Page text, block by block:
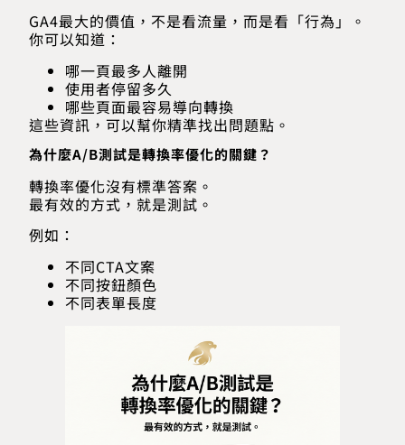
GA4最大的價值，不是看流量，而是看「行為」。
你可以知道：
哪一頁最多人離開
使用者停留多久
哪些頁面最容易導向轉換
這些資訊，可以幫你精準找出問題點。
為什麼A/B測試是轉換率優化的關鍵？
轉換率優化沒有標準答案。
最有效的方式，就是測試。
例如：
不同CTA文案
不同按鈕顏色
不同表單長度